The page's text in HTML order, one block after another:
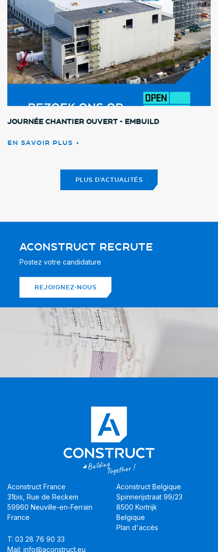
Journée chantier ouvert - Embuild
EN SAVOIR PLUS
PLUS D'ACTUALITÉS
ACONSTRUCT RECRUTE
Postez votre candidature
REJOIGNEZ-NOUS
Aconstruct France
31bis, Rue de Reckem
59960 Neuville-en-Ferrain
France
T: 03 28 76 90 33
Mail: info@aconstruct.eu
Aconstruct Belgique
Spinnerijstraat 99/23
8500 Kortrijk
Belgique
Plan d'accès